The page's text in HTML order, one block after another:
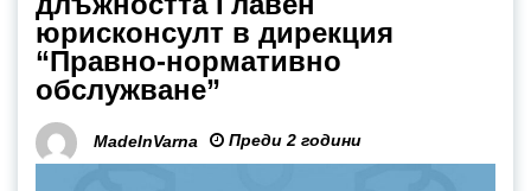
юрисконсулт в дирекция
“Правно-нормативно
обслужване”
MadeInVarna Преди 2 години